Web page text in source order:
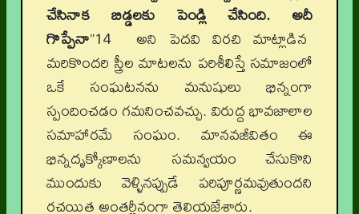
చేసినాక బిడ్డలకు పెండ్లి చేసింది. అదీ
గొప్పేనా”14 అని పెదవి విరచి మాట్లాడిన
మరికొందరి స్త్రీల మాటలను పరిశీలిస్తే సమాజంలో
ఒకే సంఘటనను మనుషులు భిన్నంగా
స్పందించడం గమనించవచ్చు. విరుద్ద భావజాలాల
సమాహారమే సంఘం. మానవజీవితం ఈ
భిన్నదృక్కోణాలను సమన్వయం చేసుకొని
ముందుకు వెళ్ళినప్పుడే పరిపూర్ణమవుతుందని
రచయిత అంతర్లీనంగా తెలియజేశారు.